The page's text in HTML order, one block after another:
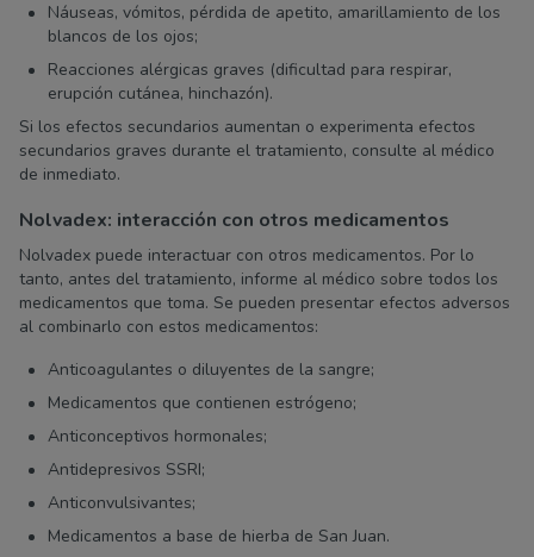
Náuseas, vómitos, pérdida de apetito, amarillamiento de los
blancos de los ojos;
Reacciones alérgicas graves (dificultad para respirar,
erupción cutánea, hinchazón).
Si los efectos secundarios aumentan o experimenta efectos
secundarios graves durante el tratamiento, consulte al médico
de inmediato.
Nolvadex: interacción con otros medicamentos
Nolvadex puede interactuar con otros medicamentos. Por lo
tanto, antes del tratamiento, informe al médico sobre todos los
medicamentos que toma. Se pueden presentar efectos adversos
al combinarlo con estos medicamentos:
Anticoagulantes o diluyentes de la sangre;
Medicamentos que contienen estrógeno;
Anticonceptivos hormonales;
Antidepresivos SSRI;
Anticonvulsivantes;
Medicamentos a base de hierba de San Juan.